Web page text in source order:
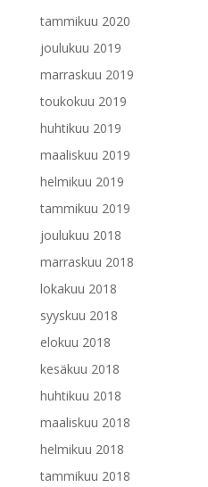
tammikuu 2020
joulukuu 2019
marraskuu 2019
toukokuu 2019
huhtikuu 2019
maaliskuu 2019
helmikuu 2019
tammikuu 2019
joulukuu 2018
marraskuu 2018
lokakuu 2018
syyskuu 2018
elokuu 2018
kesäkuu 2018
huhtikuu 2018
maaliskuu 2018
helmikuu 2018
tammikuu 2018